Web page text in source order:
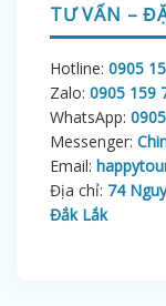
TƯ VẤN –
Hotline: 0905
Zalo: 0905 159
WhatsApp:
Messenger:
Email:
Địa chỉ: 74
Đắk Lắk